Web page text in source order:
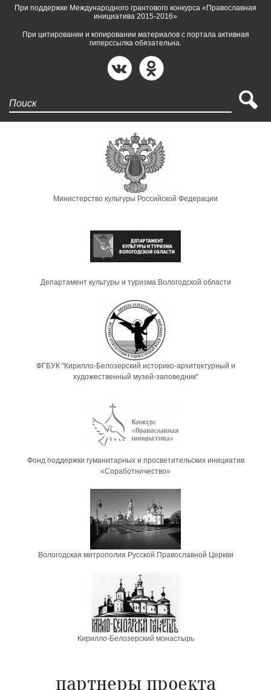
При поддержке Международного грантового конкурса «Православная
инициатива 2015-2016»
При цитировании и копировании материалов с портала активная
гиперссылка обязательна.
Министерство культуры Российской Федерации
Департамент культуры и туризма Вологодской области
ФГБУК "Кирилло-Белозерский историко-архитектурный и
художественный музей-заповедник"
Фонд поддержки гуманитарных и просветительских инициатив
«Соработничество»
Вологодская митрополия Русской Православной Церкви
Кирилло-Белозерский монастырь